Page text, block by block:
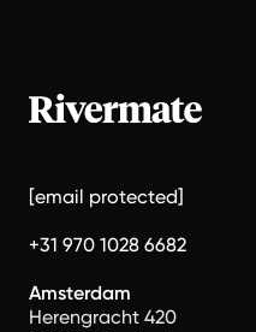
[email protected]
+31 970 1028 6682
Amsterdam
Herengracht 420